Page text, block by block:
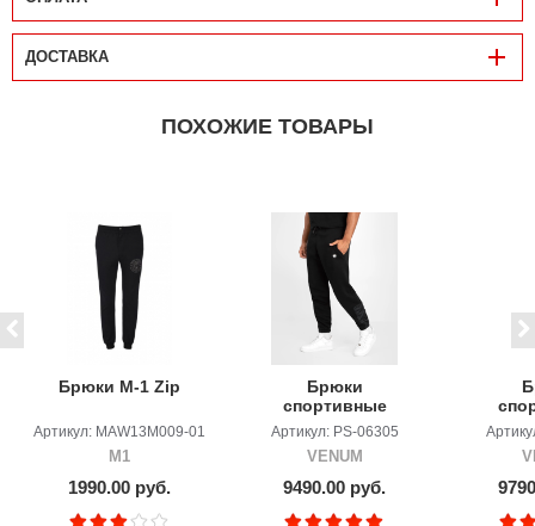
ДОСТАВКА
ПОХОЖИЕ ТОВАРЫ
Брюки M-1 Zip
Артикул: MAW13M009-01
M1
1990.00 руб.
Брюки
спортивные
Venum Silent
Power Black
Артикул: PS-06305
VENUM
9490.00 руб.